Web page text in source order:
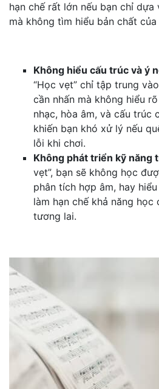
hạn chế rất lớn nếu bạn chỉ
mà không tìm hiểu bản chất của
Không hiểu cấu trúc và ý
“Học vẹt” chỉ tập trung
cần nhấn mà không hiểu
nhạc, hòa âm, và cấu trúc
khiến bạn khó xử lý nếu
lỗi khi chơi.
Không phát triển kỹ năng
vẹt”, bạn sẽ không học
phân tích hợp âm, hay
làm hạn chế khả năng
tương lai.